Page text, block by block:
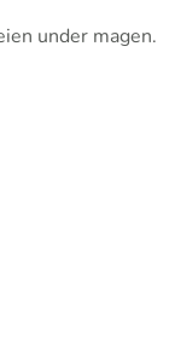
under magen.